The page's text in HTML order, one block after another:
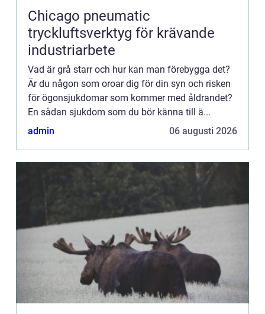
Chicago pneumatic
tryckluftsverktyg för krävande
industriarbete
Vad är grå starr och hur kan man förebygga det?
Är du någon som oroar dig för din syn och risken
för ögonsjukdomar som kommer med åldrandet?
En sådan sjukdom som du bör känna till ä...
admin
06 augusti 2026